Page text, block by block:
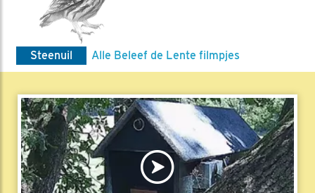
Steenuil Alle Beleef de Lente filmpjes